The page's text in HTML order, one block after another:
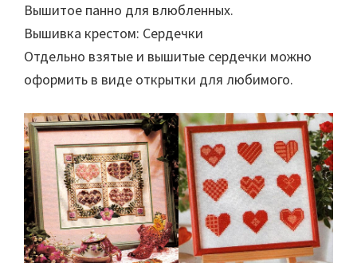
Вышитое панно для влюбленных.
Вышивка крестом: Сердечки
Отдельно взятые и вышитые сердечки можно
оформить в виде открытки для любимого.